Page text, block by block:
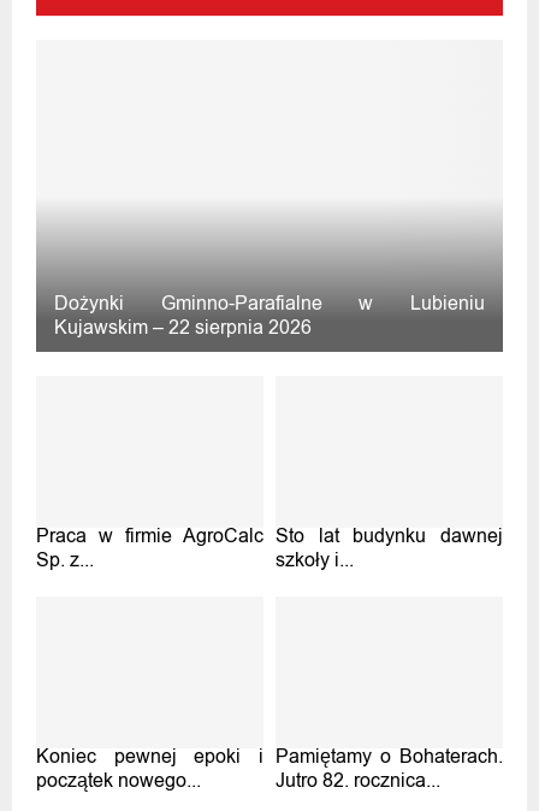
Dożynki Gminno-Parafialne w Lubieniu
Kujawskim – 22 sierpnia 2026
Praca w firmie AgroCalc
Sp. z...
Sto lat budynku dawnej
szkoły i...
Koniec pewnej epoki i
początek nowego...
Pamiętamy o Bohaterach.
Jutro 82. rocznica...